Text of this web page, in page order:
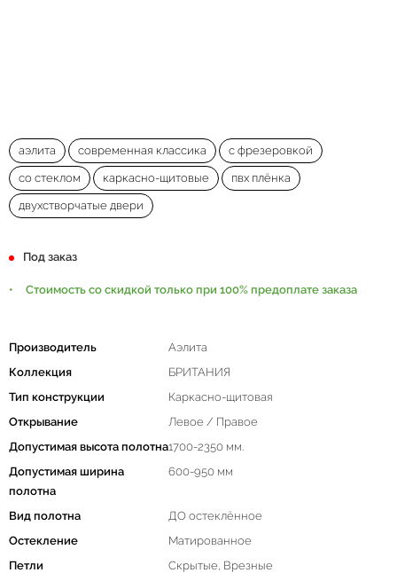
аэлита современная классика с фрезеровкой
со стеклом каркасно-щитовые пвх плёнка
двухстворчатые двери
Под заказ
Стоимость со скидкой только при 100% предоплате заказа
Производитель
Аэлита
Коллекция
БРИТАНИЯ
Тип конструкции
Каркасно-щитовая
Открывание
Левое / Правое
Допустимая высота полотна1700-2350 мм.
Допустимая ширина
полотна
600-950 мм
Вид полотна
ДО остеклённое
Остекление
Матированное
Петли
Скрытые, Врезные